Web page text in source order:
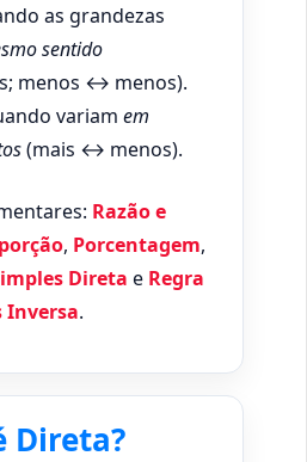
as grandezas
sentido
menos ↔ menos).
variam em
(mais ↔ menos).
Razão e
, Porcentagem,
Direta e Regra
Inversa.
Direta?